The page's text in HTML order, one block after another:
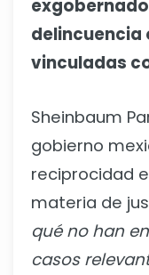
delincuencia
vinculadas
Sheinbaum
gobierno
reciprocidad
materia de
qué no han
casos